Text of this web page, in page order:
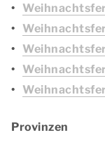
Provinzen